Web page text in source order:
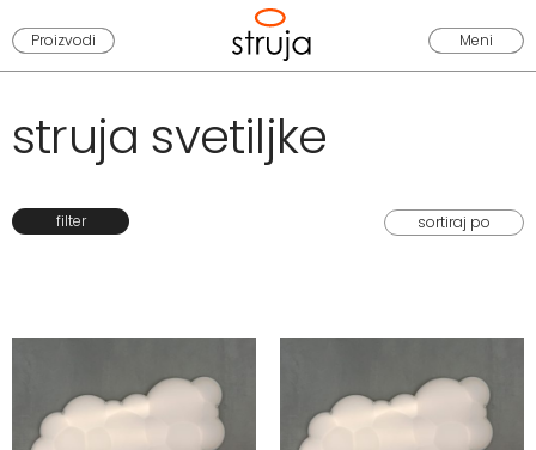
Proizvodi Meni
struja svetiljke
filter